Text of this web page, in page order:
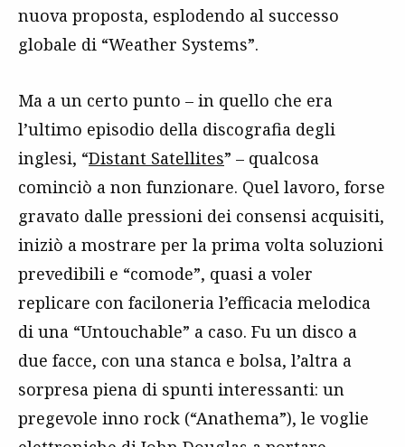
nuova proposta, esplodendo al successo
globale di “Weather Systems”.
Ma a un certo punto – in quello che era
l’ultimo episodio della discografia degli
inglesi, “Distant Satellites” – qualcosa
cominciò a non funzionare. Quel lavoro, forse
gravato dalle pressioni dei consensi acquisiti,
iniziò a mostrare per la prima volta soluzioni
prevedibili e “comode”, quasi a voler
replicare con faciloneria l’efficacia melodica
di una “Untouchable” a caso. Fu un disco a
due facce, con una stanca e bolsa, l’altra a
sorpresa piena di spunti interessanti: un
pregevole inno rock (“Anathema”), le voglie